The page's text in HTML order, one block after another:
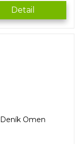
Detail
Deník Omen